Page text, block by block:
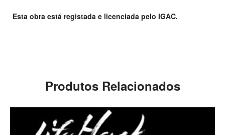
Esta obra está registada e licenciada pelo IGAC.
Produtos Relacionados